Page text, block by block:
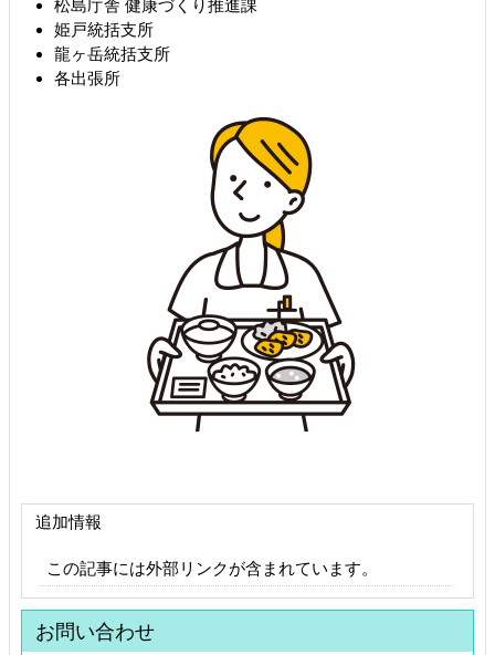
松島庁舎 健康づくり推進課
姫戸統括支所
龍ヶ岳統括支所
各出張所
追加情報
この記事には外部リンクが含まれています。
お問い合わせ